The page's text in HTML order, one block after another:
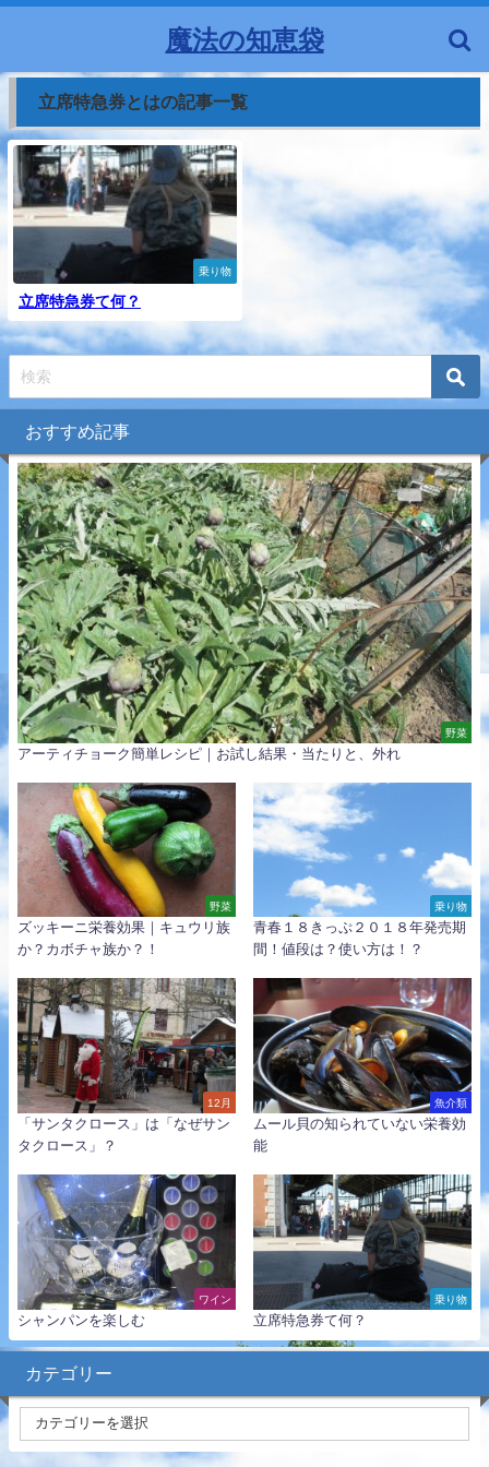
魔法の知恵袋
立席特急券とはの記事一覧
乗り物
立席特急券て何？
おすすめ記事
野菜
アーティチョーク簡単レシピ｜お試し結果・当たりと、外れ
野菜
ズッキーニ栄養効果｜キュウリ族
か？カボチャ族か？！
乗り物
青春１８きっぷ２０１８年発売期
間！値段は？使い方は！？
12月
「サンタクロース」は「なぜサン
タクロース」？
魚介類
ムール貝の知られていない栄養効
能
ワイン
シャンパンを楽しむ
乗り物
立席特急券て何？
カテゴリー